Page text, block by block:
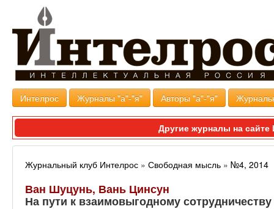
Интелрос Журналы "а"-"я" Авторы "а"-"я"
Другие журналы на
Журнальный клуб Интелрос » Свободная мысль » №4, 2014
Ван Шуцунь, Вань Цинсун
На пути к взаимовыгодному сотрудничеству